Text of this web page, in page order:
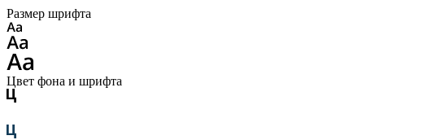
Размер шрифта
Цвет фона и шрифта